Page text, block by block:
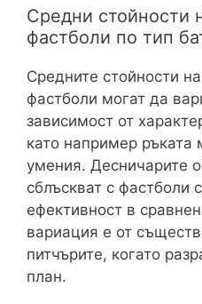
Средни стойности
фастболи по тип
Средните стойности
фастболи могат да
зависимост от
като например
умения. Десничарите
сблъскват с фастболи
ефективност в
вариация е от
питчърите, когато
план.